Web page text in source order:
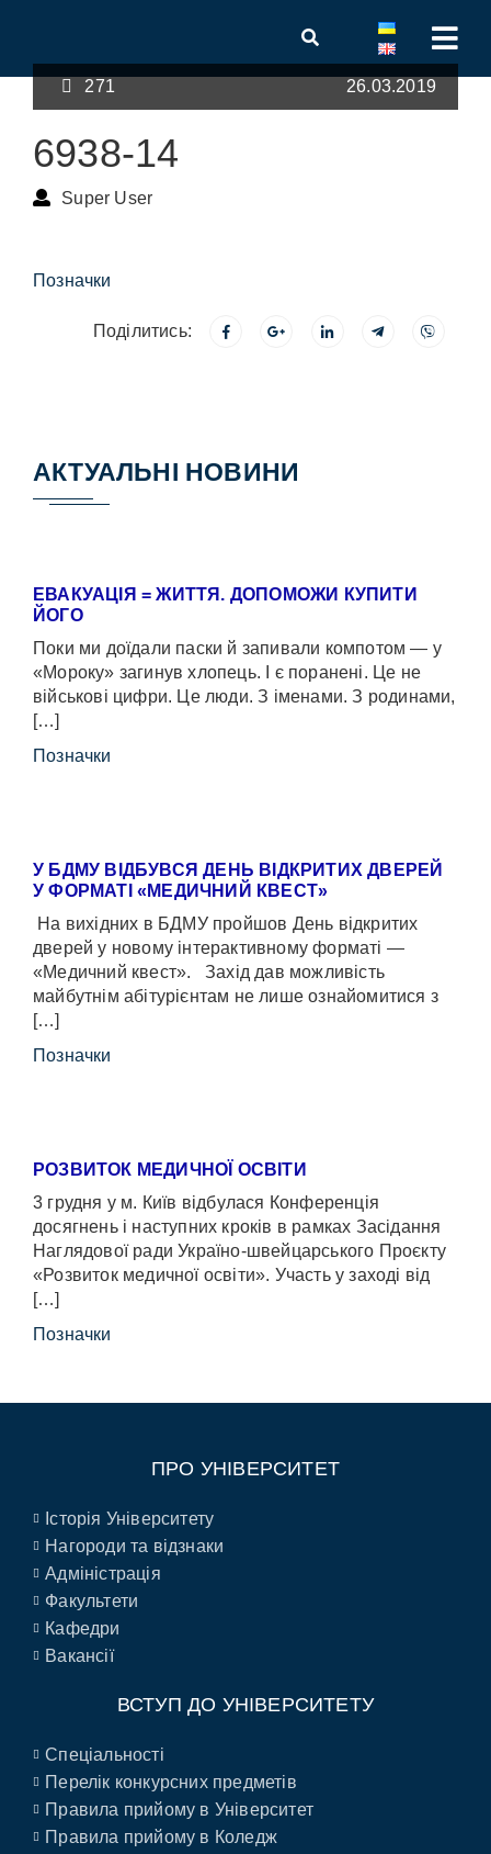
271 26.03.2019
6938-14
Super User
Позначки
Поділитись:
АКТУАЛЬНІ НОВИНИ
ЕВАКУАЦІЯ = ЖИТТЯ. ДОПОМОЖИ КУПИТИ
ЙОГО
Поки ми доїдали паски й запивали компотом — у
«Мороку» загинув хлопець. І є поранені. Це не
військові цифри. Це люди. З іменами. З родинами,
[…]
Позначки
У БДМУ ВІДБУВСЯ ДЕНЬ ВІДКРИТИХ ДВЕРЕЙ
У ФОРМАТІ «МЕДИЧНИЙ КВЕСТ»
На вихідних в БДМУ пройшов День відкритих
дверей у новому інтерактивному форматі —
«Медичний квест». Захід дав можливість
майбутнім абітурієнтам не лише ознайомитися з
[…]
Позначки
РОЗВИТОК МЕДИЧНОЇ ОСВІТИ
3 грудня у м. Київ відбулася Конференція
досягнень і наступних кроків в рамках Засідання
Наглядової ради Україно-швейцарського Проєкту
«Розвиток медичної освіти». Участь у заході від
[…]
Позначки
ПРО УНІВЕРСИТЕТ
Історія Університету
Нагороди та відзнаки
Адміністрація
Факультети
Кафедри
Вакансії
ВСТУП ДО УНІВЕРСИТЕТУ
Спеціальності
Перелік конкурсних предметів
Правила прийому в Університет
Правила прийому в Коледж